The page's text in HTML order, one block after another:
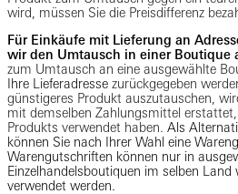
wird, müssen Sie die Preisdifferenz
Für Einkäufe mit Lieferung an
wir den Umtausch in einer Boutique
zum Umtausch an eine ausgewählte
Ihre Lieferadresse zurückgegeben
günstigeres Produkt auszutauschen,
mit demselben Zahlungsmittel
Produkts verwendet haben. Als
können Sie nach Ihrer Wahl eine
Warengutschriften können nur in
Einzelhandelsboutiquen im selben Land
verwendet werden.